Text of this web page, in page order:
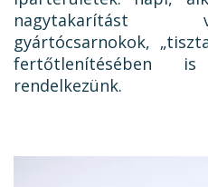
nagytakarítást
gyártócsarnokok,
fertőtlenítésében
rendelkezünk.